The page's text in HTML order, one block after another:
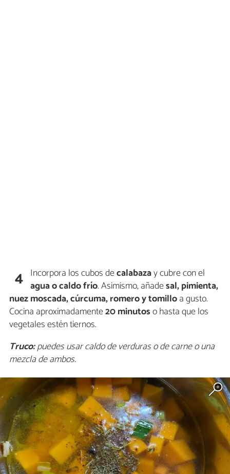
4 Incorpora los cubos decalabazay cubre con el
agua o caldo frío. Asimismo, añadesal, pimienta,
nuez moscada, cúrcuma, romero y tomilloa gusto.
Cocina aproximadamente20 minutoso hasta que los
vegetales estén tiernos.
Truco:puedes usar caldo de verduras o de carne o una
mezcla de ambos.